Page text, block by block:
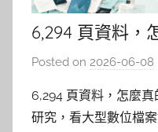
6,294 頁資料，
文？
Posted on 2026-06-08
6,294 頁資料，怎麼
研究，看大型數位檔